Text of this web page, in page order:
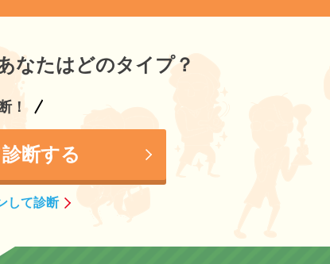
なたはどのタイプ？
！
断する
して診断